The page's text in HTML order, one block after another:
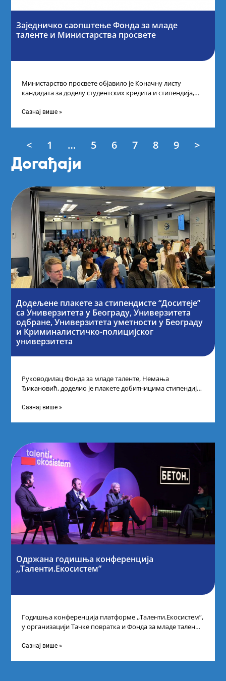
Заједничко саопштење Фонда за младе
таленте и Министарства просвете
Министарство просвете објавило је Коначну листу
кандидата за доделу студентских кредита и стипендија,
Сазнај више »
< 1 … 5 6 7 8 9 >
Догађаји
Додељене плакете за стипендисте “Доситеје”
са Универзитета у Београду, Универзитета
одбране, Универзитета уметности у Београду
и Криминалистичко-полицијског
универзитета
Руководилац Фонда за младе таленте, Немања
Ђикановић, доделио је плакете добитницима стипендије
технолошком парку
Сазнај више »
Одржана годишња конференција
,,Таленти.Екосистем”
Годишња конференција платформе ,,Таленти.Екосистем”,
у организацији Тачке повратка и Фонда за младе таленте
Сазнај више »